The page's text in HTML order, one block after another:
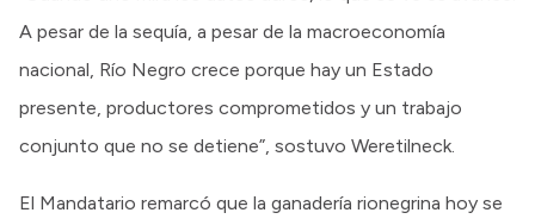
A pesar de la sequía, a pesar de la macroeconomía
nacional, Río Negro crece porque hay un Estado
presente, productores comprometidos y un trabajo
conjunto que no se detiene”, sostuvo Weretilneck.
El Mandatario remarcó que la ganadería rionegrina hoy se